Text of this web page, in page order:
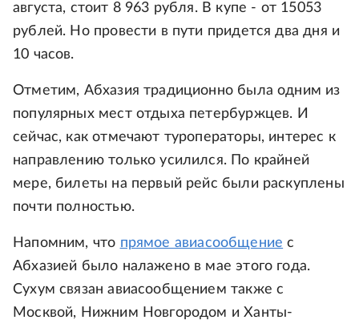
августа, стоит 8 963 рубля. В купе - от 15053
рублей. Но провести в пути придется два дня и
10 часов.
Отметим, Абхазия традиционно была одним из
популярных мест отдыха петербуржцев. И
сейчас, как отмечают туроператоры, интерес к
направлению только усилился. По крайней
мере, билеты на первый рейс были раскуплены
почти полностью.
Напомним, что прямое авиасообщение с
Абхазией было налажено в мае этого года.
Сухум связан авиасообщением также с
Москвой, Нижним Новгородом и Ханты-